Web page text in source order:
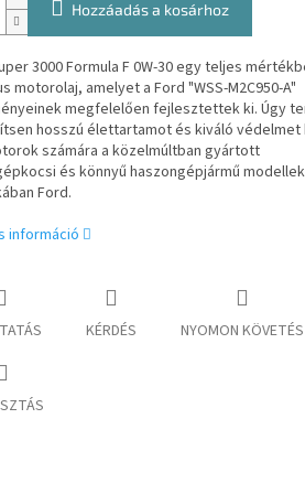
Hozzáadás a kosárhoz
3000 Formula F 0W-30 egy teljes
motorolaj, amelyet a Ford "WSS-M2C950-A"
megfelelően fejlesztettek ki. Úgy
hosszú élettartamot és kiváló
számára a közelmúltban gyártott
és könnyű haszongépjármű
Ford.
információ
KÉRDÉS NYOMON KÖVETÉS